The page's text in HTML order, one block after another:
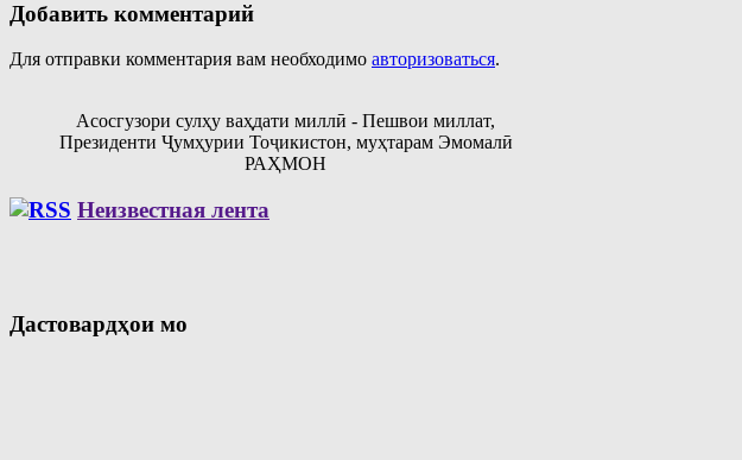
Добавить комментарий
Для отправки комментария вам необходимо авторизоваться.
Асосгузори сулҳу ваҳдати миллӣ - Пешвои миллат,
Президенти Ҷумҳурии Тоҷикистон, муҳтарам Эмомалӣ
РАҲМОН
Неизвестная лента
Дастовардҳои мо